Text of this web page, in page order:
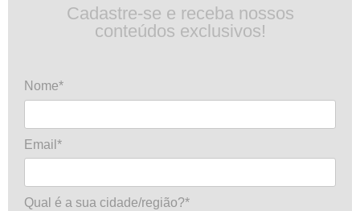
Cadastre-se e receba nossos
conteúdos exclusivos!
Nome*
Email*
Qual é a sua cidade/região?*